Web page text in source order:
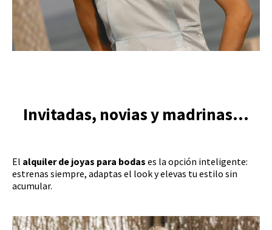
Invitadas, novias y madrinas...
El alquiler de joyas para bodas es la opción inteligente:
estrenas siempre, adaptas el look y elevas tu estilo sin
acumular.